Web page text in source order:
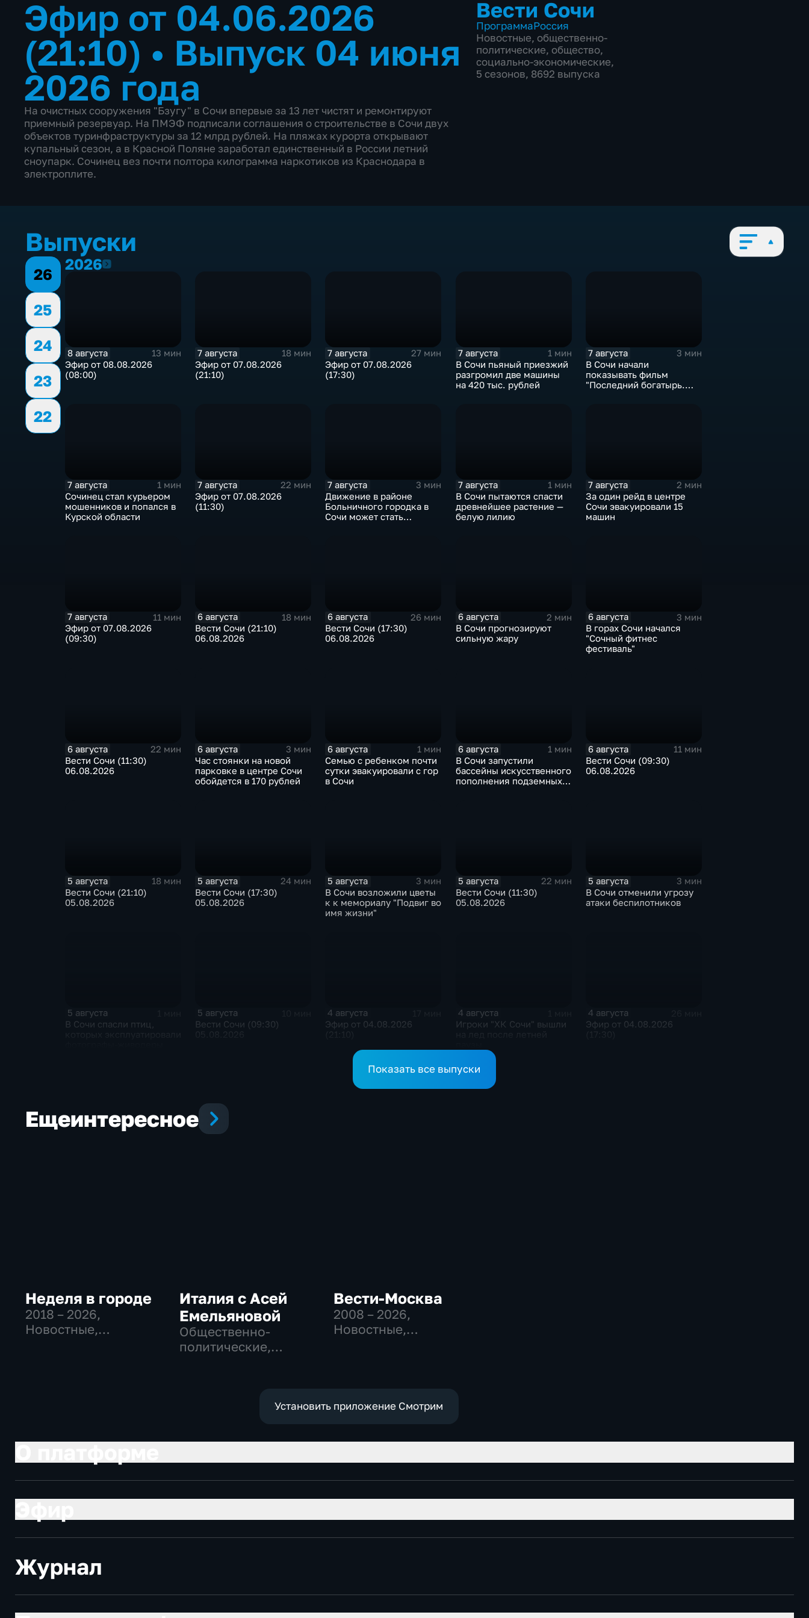
Эфир от 04.06.2026
(21:10) • Выпуск 04 июня
2026 года
На очистных сооружения "Бзугу" в Сочи впервые за 13 лет чистят и ремонтируют
приемный резервуар. На ПМЭФ подписали соглашения о строительстве в Сочи двух
объектов туринфраструктуры за 12 млрд рублей. На пляжах курорта открывают
купальный сезон, а в Красной Поляне заработал единственный в России летний
сноупарк. Сочинец вез почти полтора килограмма наркотиков из Краснодара в
электроплите.
Вести Сочи
ПрограммаРоссия
Новостные, общественно-
политические, общество,
социально-экономические,
5 сезонов, 8692 выпуска
Выпуски
26
25
24
23
22
20262026
8 августа
13 мин
Эфир от 08.08.2026
(08:00)
7 августа
18 мин
Эфир от 07.08.2026
(21:10)
7 августа
27 мин
Эфир от 07.08.2026
(17:30)
7 августа
1 мин
В Сочи пьяный приезжий
разгромил две машины
на 420 тыс. рублей
7 августа
3 мин
В Сочи начали
показывать фильм
"Последний богатырь.
7 августа
1 мин
Сочинец стал курьером
мошенников и попался в
Курской области
7 августа
22 мин
Эфир от 07.08.2026
(11:30)
7 августа
3 мин
Движение в районе
Больничного городка в
Сочи может стать
7 августа
1 мин
В Сочи пытаются спасти
древнейшее растение —
белую лилию
7 августа
2 мин
За один рейд в центре
Сочи эвакуировали 15
машин
7 августа
11 мин
Эфир от 07.08.2026
(09:30)
6 августа
18 мин
Вести Сочи (21:10)
06.08.2026
6 августа
26 мин
Вести Сочи (17:30)
06.08.2026
6 августа
2 мин
В Сочи прогнозируют
сильную жару
6 августа
3 мин
В горах Сочи начался
"Сочный фитнес
фестиваль"
6 августа
22 мин
Вести Сочи (11:30)
06.08.2026
6 августа
3 мин
Час стоянки на новой
парковке в центре Сочи
обойдется в 170 рублей
6 августа
1 мин
Семью с ребенком почти
сутки эвакуировали с гор
в Сочи
6 августа
1 мин
В Сочи запустили
бассейны искусственного
пополнения подземных
6 августа
11 мин
Вести Сочи (09:30)
06.08.2026
5 августа
18 мин
Вести Сочи (21:10)
05.08.2026
5 августа
24 мин
Вести Сочи (17:30)
05.08.2026
5 августа
3 мин
В Сочи возложили цветы
к к мемориалу "Подвиг во
имя жизни"
5 августа
22 мин
Вести Сочи (11:30)
05.08.2026
5 августа
3 мин
В Сочи отменили угрозу
атаки беспилотников
5 августа
В Сочи спасли птиц,
5 августа
Вести Сочи (09:30)
4 августа
Эфир от 04.08.2026
4 августа
Игроки "ХК Сочи" вышли
4 августа
Эфир от 04.08.2026
Показать все выпуски
Ещеинтересное
Неделя в городе
2018 – 2026,
Новостные,
Италия с Асей
Емельяновой
Общественно-
политические,
Вести-Москва
2008 – 2026,
Новостные,
Установить приложение Смотрим
Журнал